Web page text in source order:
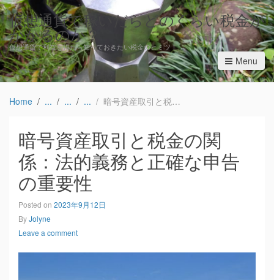
仮想通貨で稼いだらどのくらい税金が
かかるのか？
仮想通貨で利益を得たら知っておきたい税金のヒミツ！
Menu
Home 暗号資産取引と税金の関係：法的義務と正確な申告の重要性
暗号資産取引と税金の関
係：法的義務と正確な申告
の重要性
Posted on 2023年9月12日
ByJolyne
Leave a comment